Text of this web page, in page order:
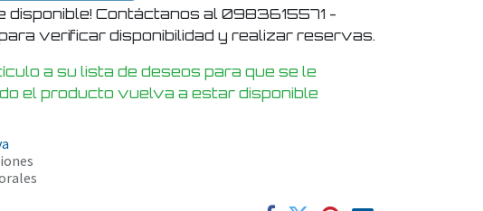
disponible! Contáctanos al 0983615571 -
verificar disponibilidad y realizar reservas.
a su lista de deseos para que se le
el producto vuelva a estar disponible